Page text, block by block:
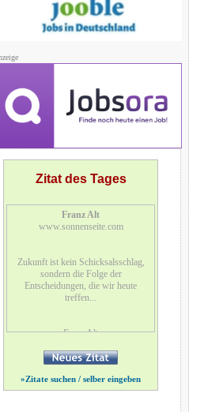
Zitat des Tages
Franz Alt
www.sonnenseite.com
Zukunft ist kein Schicksalsschlag,
sondern die Folge der
Entscheidungen, die wir heute
treffen...
Franz Alt
Schriftsteller, geb. 1938
»Zitate suchen / selber eingeben